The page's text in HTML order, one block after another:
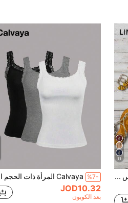
11
Linhara قميص بلوزة نسائي مقاس كبير ربيع/صيف من الكتان الصناعي بطراز فينتاج مطرز ثلاثي الأبعاد بطبعة نمط بوهيمي بأزرار أمامية كاملة وياقة وأكمام قصيرة وجيوب مزدوجة كاجوال مريح وعصري وأنيق للشاطئ والعطلات
%7-
JOD10.32
بعد الكوبون